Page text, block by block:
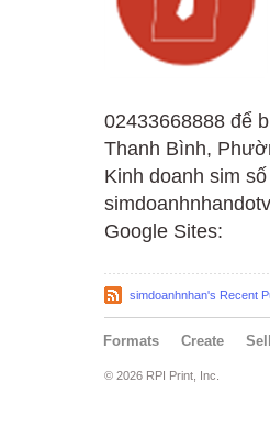
02433668888 để
Thanh Bình,
Kinh doanh sim
Google Sites:
simdoanhnhan's Recent
Formats Create Sell
© 2026 RPI Print, Inc.